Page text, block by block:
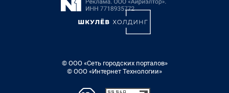
© ООО «Сеть городских порталов»
© ООО «Интернет Технологии»